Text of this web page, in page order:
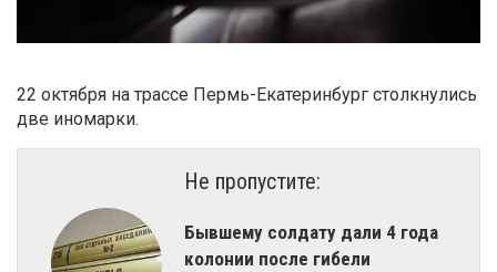
22 октября на трассе Пермь-Екатеринбург столкнулись
две иномарки.
Не пропустите:
Бывшему солдату дали 4 года
колонии после гибели